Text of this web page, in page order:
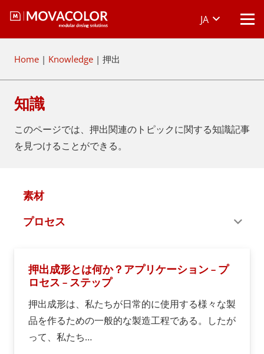
JA
Home | Knowledge | 押出
知識
このページでは、押出関連のトピックに関する知識記事
を見つけることができる。
素材
プロセス
押出成形とは何か？アプリケーション – プ
ロセス – ステップ
押出成形は、私たちが日常的に使用する様々な製
品を作るための一般的な製造工程である。したが
って、私たち…